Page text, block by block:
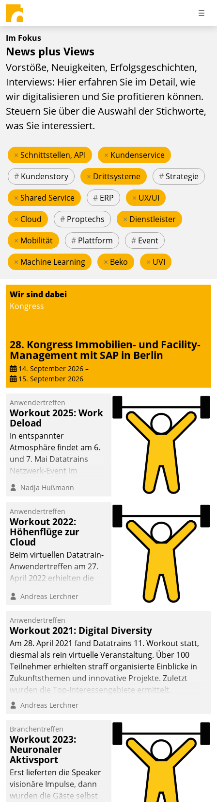
Im Fokus
News plus Views
Vorstöße, Neuigkeiten, Erfolgsgeschichten,
Interviews: Hier erfahren Sie im Detail, wie
wir digitalisieren und Sie profitieren können.
Steuern Sie über die Auswahl der Stichworte,
was Sie interessiert.
× Schnittstellen, API × Kundenservice
# Kundenstory × Drittsysteme #Strategie
× Shared Service # ERP × UX/UI
× Cloud # Proptechs × Dienstleister
× Mobilität # Plattform # Event
× Machine Learning × Beko × UVI
Wir sind dabei
Kongress
28. Kongress Immobilien- und Facility-
Management mit SAP in Berlin
14. September 2026 –
15. September 2026
Anwendertreffen
Workout 2025: Work
Deload
In entspannter
Atmosphäre findet am 6.
und 7. Mai Datatrains
Netzwerk-Event im
Kunden- und Partnerkreis
statt. Zentrale Frage: Wie
Mammutprojekte
meistern und Workloads
wuppen – bei zunehmend
anspruchsvollen
Aufgaben und
abnehmendem
Nadja Hußmann
Anwendertreffen
Workout 2022:
Höhenflüge zur
Cloud
Beim virtuellen Datatrain-
Anwendertreffen am 27.
April 2022 erhielten die
Teilnehmer kurzweilige
Cloud-Strategien und -
Lösungen mit hohem
Zukunftspotenzial.
Andreas Lerchner
Anwendertreffen
Workout 2021: Digital Diversity
Am 28. April 2021 fand Datatrains 11. Workout statt,
diesmal als rein virtuelle Veranstaltung. Über 100
Teilnehmer erhielten straff organisierte Einblicke in
Zukunftsthemen und innovative Projekte. Zuletzt
wurden die Top-Interessengebiete ermittelt.
Andreas Lerchner
Branchentreffen
Workout 2023:
Neuronaler
Aktivsport
Erst lieferten die Speaker
visionäre Impulse, dann
wurden die Gäste selbst